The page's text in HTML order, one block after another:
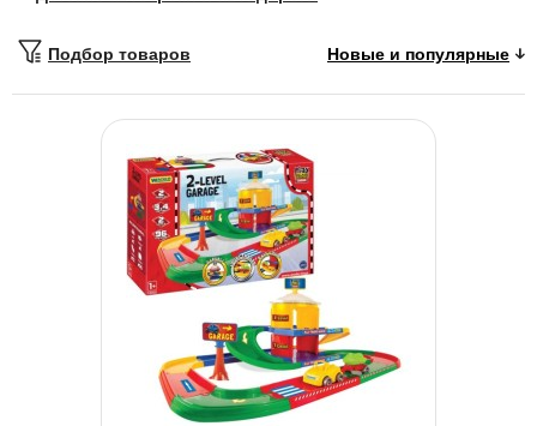
Подбор товаров